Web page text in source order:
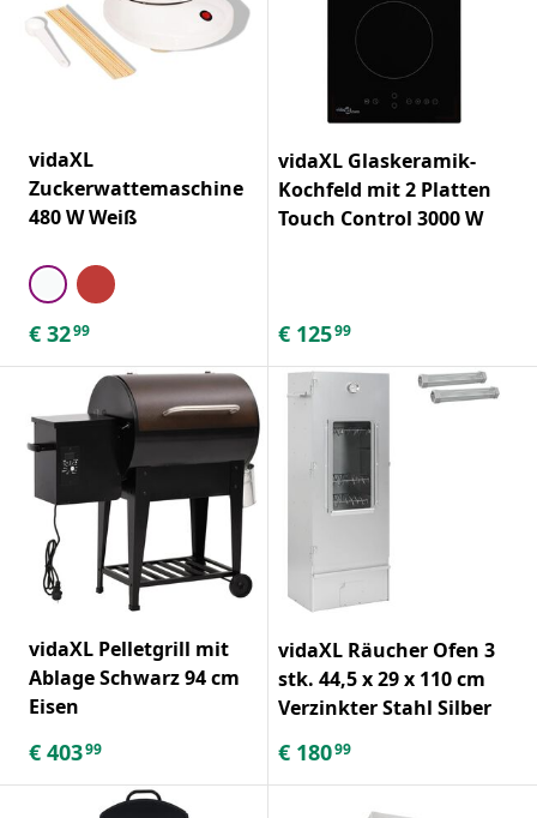
vidaXL
Zuckerwattemaschine
480 W Weiß
€ 3299
vidaXL Glaskeramik-
Kochfeld mit 2 Platten
Touch Control 3000 W
€ 12599
vidaXL Pelletgrill mit
Ablage Schwarz 94 cm
Eisen
€ 40399
vidaXL Räucher Ofen 3
stk. 44,5 x 29 x 110 cm
Verzinkter Stahl Silber
€ 18099